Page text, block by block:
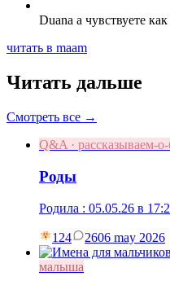
Duana а чувствуете
читать в maam
Читать дальше
Смотреть все →
Q&A · рассказываем-
Роды
Родила : 05.05.26 в
124 2606 may 2026
малыша